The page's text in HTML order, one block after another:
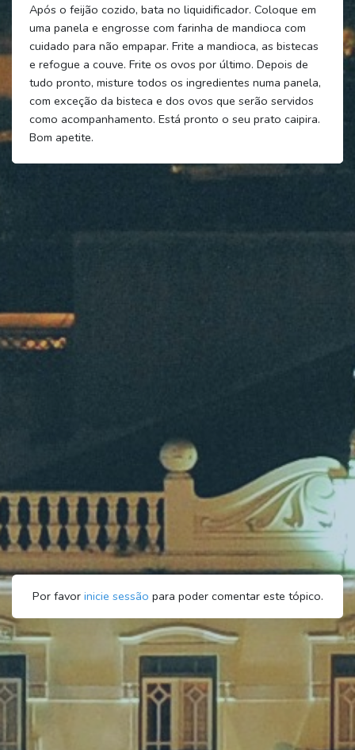
Após o feijão cozido, bata no liquidificador. Coloque em
uma panela e engrosse com farinha de mandioca com
cuidado para não empapar. Frite a mandioca, as bistecas
e refogue a couve. Frite os ovos por último. Depois de
tudo pronto, misture todos os ingredientes numa panela,
com exceção da bisteca e dos ovos que serão servidos
como acompanhamento. Está pronto o seu prato caipira.
Bom apetite.
Por favor inicie sessão para poder comentar este tópico.